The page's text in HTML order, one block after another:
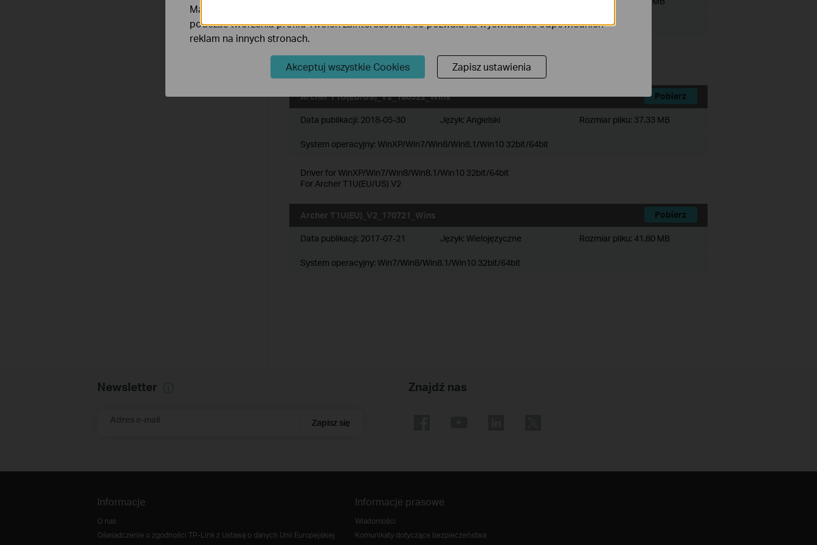
System operacyjny: Linux (Kernel version 2.6~3.16)
Notes:
For Archer T1U V2
Archer T1U(EU/US)_V2_180522_Wins Pobierz
Data publikacji: 2018-05-30 Język: Angielski Rozmiar pliku: 37.33 MB
System operacyjny: WinXP/Win7/Win8/Win8.1/Win10 32bit/64bit
Driver for WinXP/Win7/Win8/Win8.1/Win10 32bit/64bit
For Archer T1U(EU/US) V2
Archer T1U(EU)_V2_170721_Wins Pobierz
Data publikacji: 2017-07-21 Język: Wielojęzyczne Rozmiar pliku: 41.80 MB
System operacyjny: Win7/Win8/Win8.1/Win10 32bit/64bit
Newsletter
Adres e-mail Zapisz się
Znajdź nas
Informacje
O nas
Oświadczenie o zgodności TP-Link z Ustawą o danych Unii Europejskiej
Informacje prasowe
Wiadomości
Komunikaty dotyczące bezpieczeństwa
Marketing - Te pliki Cookies mogą być wykorzystywane przez naszych partnerów reklamowych
podczas tworzenia profilu Twoich zainteresowań, co pozwala na wyświetlanie odpowiednich
reklam na innych stronach.
Akceptuj wszystkie Cookies Zapisz ustawienia